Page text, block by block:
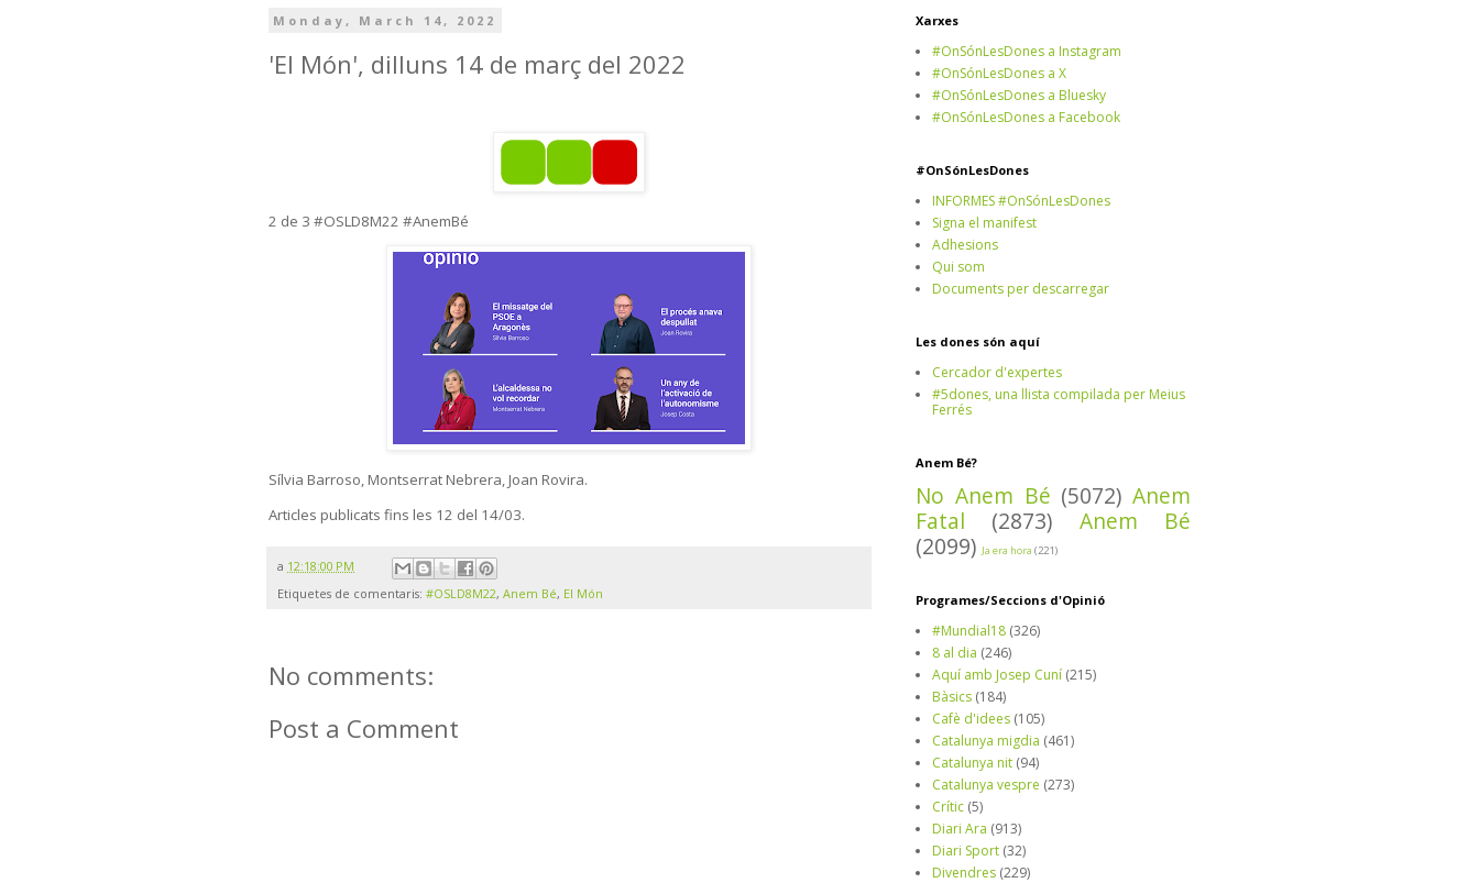
Monday, March 14, 2022
'El Món', dilluns 14 de març del 2022
2 de 3 #OSLD8M22 #AnemBé
Sílvia Barroso, Montserrat Nebrera, Joan Rovira.
Articles publicats fins les 12 del 14/03.
a 12:18:00 PM
Etiquetes de comentaris: #OSLD8M22, Anem Bé, El Món
No comments:
Post a Comment
Xarxes
#OnSónLesDones a Instagram
#OnSónLesDones a X
#OnSónLesDones a Bluesky
#OnSónLesDones a Facebook
#OnSónLesDones
INFORMES #OnSónLesDones
Signa el manifest
Adhesions
Qui som
Documents per descarregar
Les dones són aquí
Cercador d'expertes
#5dones, una llista compilada per Meius
Ferrés
Anem Bé?
No Anem Bé (5072) Anem
Fatal
(2873)
Anem Bé
(2099) Ja era hora (221)
Programes/Seccions d'Opinió
#Mundial18 (326)
8 al dia (246)
Aquí amb Josep Cuní (215)
Bàsics (184)
Cafè d'idees (105)
Catalunya migdia (461)
Catalunya nit (94)
Catalunya vespre (273)
Crític (5)
Diari Ara (913)
Diari Sport (32)
Divendres (229)